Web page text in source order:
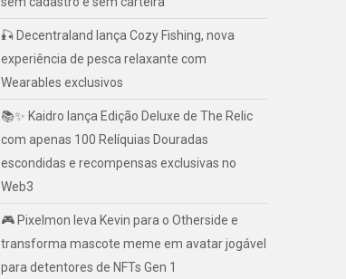
🎣 Decentraland lança Cozy Fishing, nova
experiência de pesca relaxante com
Wearables exclusivos
📚✨ Kaidro lança Edição Deluxe de The Relic
com apenas 100 Relíquias Douradas
escondidas e recompensas exclusivas no
Web3
🎮 Pixelmon leva Kevin para o Otherside e
transforma mascote meme em avatar jogável
para detentores de NFTs Gen 1